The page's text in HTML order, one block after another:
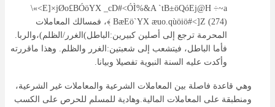
\«<E]×jØo£BÓöYX _cD#<ÓÌ%&A `tB±öQóEj@H ÷~a
BæEö`YX æuo.qùöiö#<]Z (274) ﴾، فمسالك المعاملات
المحرمة ترجع إلى أصلين كبيرين:الباطل)الغرر/الظلم)،والربا.
فأما الباطل، فيتشعب إلى شعبتين:الغرر والظلم. وهذا ماقررته
وأكدت عليه السنة النبوية تفصيلا وبيانا.
وهي قاعدة فاصلة بين المعاملات الشرعية والمعاملات غير الشرعية،
ومنطبقة على المعاملات المالية.وهادية للمسلم للحرص على الكسب